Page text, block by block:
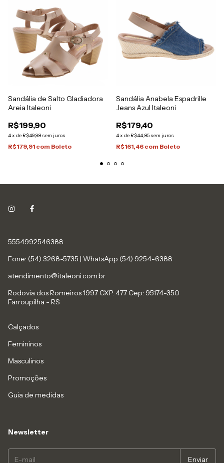
Sandália de Salto Gladiadora
Areia Italeoni
R$199,90
4x de R$49,98 sem juros
R$179,91 com Boleto
Sandália Anabela Espadrille
Jeans Azul Italeoni
R$179,40
4x de R$44,85 sem juros
R$161,46 com Boleto
5554992546388
Fone: (54) 3268-5735 | WhatsApp (54) 9254-6388
atendimento@italeoni.com.br
Rodovia dos Romeiros 1997 CXP. 477 Cep: 95174-350
Farroupilha - RS
Calçados
Femininos
Masculinos
Promoções
Guia de medidas
Newsletter